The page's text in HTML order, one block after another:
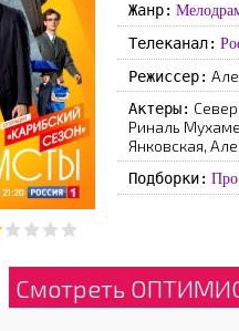
Жанр:
Телеканал:
Режиссер:
Актеры:
Риналь
Янковская,
Подборки:
Смотреть